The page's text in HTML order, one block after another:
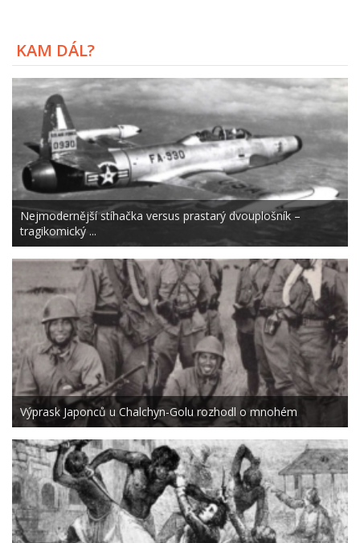
KAM DÁL?
Nejmodernější stíhačka versus prastarý dvouplošník –
tragikomický ...
Výprask Japonců u Chalchyn-Golu rozhodl o mnohém